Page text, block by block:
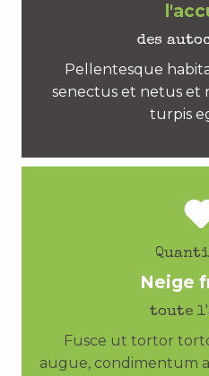
des
Pellentesque
senectus et netus et
turpis
Neige
toute
Fusce ut tortor
augue, condimentum